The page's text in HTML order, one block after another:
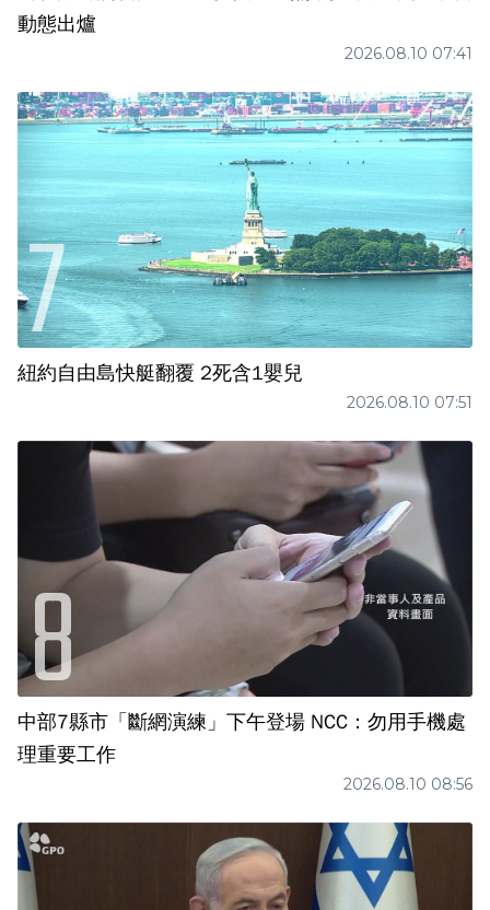
動態出爐
2026.08.10 07:41
紐約自由島快艇翻覆 2死含1嬰兒
2026.08.10 07:51
中部7縣市「斷網演練」下午登場 NCC：勿用手機處
理重要工作
2026.08.10 08:56